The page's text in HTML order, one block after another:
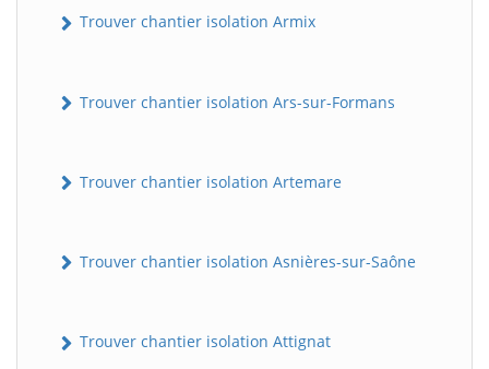
Trouver chantier isolation Armix
Trouver chantier isolation Ars-sur-Formans
Trouver chantier isolation Artemare
Trouver chantier isolation Asnières-sur-Saône
Trouver chantier isolation Attignat